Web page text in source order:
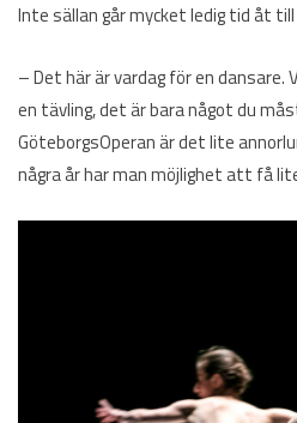
Inte sällan går mycket ledig tid åt
– Det här är vardag för en
en tävling, det är bara något du
GöteborgsOperan är det lite
några år har man möjlighet att få